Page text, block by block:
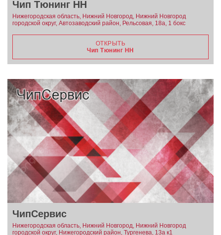
Чип Тюнинг НН
Нижегородская область, Нижний Новгород, Нижний Новгород
городской округ, Автозаводский район, Рельсовая, 18а, 1 бокс
ОТКРЫТЬ
Чип Тюнинг НН
ЧипСервис
Нижегородская область, Нижний Новгород, Нижний Новгород
городской округ, Нижегородский район, Тургенева, 13а к1